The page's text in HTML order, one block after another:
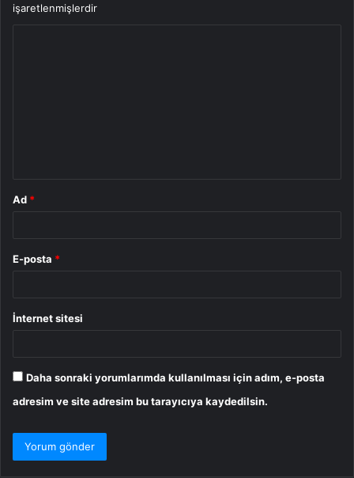
işaretlenmişlerdir
Ad *
E-posta *
İnternet sitesi
Daha sonraki yorumlarımda kullanılması için adım, e-posta
adresim ve site adresim bu tarayıcıya kaydedilsin.